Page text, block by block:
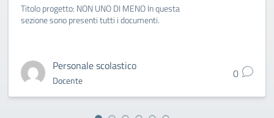
Titolo progetto: NON UNO DI MENO In questa
sezione sono presenti tutti i documenti.
Personale scolastico
Docente 0